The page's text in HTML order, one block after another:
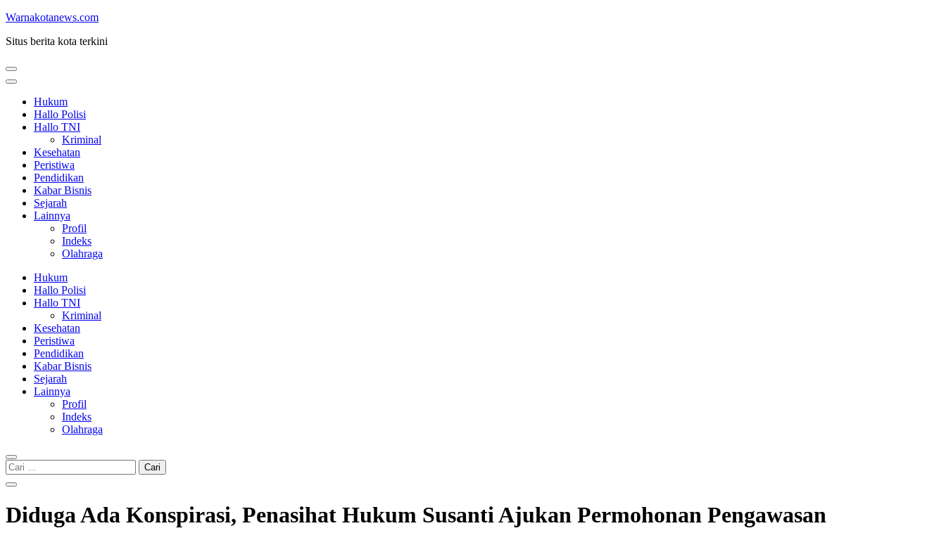
Lompat
konten
Enter)
Warnakotanews.com
Situs berita kota terkini
Hukum
Hallo Polisi
Hallo TNI
Kriminal
Kesehatan
Peristiwa
Pendidikan
Kabar Bisnis
Sejarah
Lainnya
Profil
Indeks
Olahraga
Hukum
Hallo Polisi
Hallo TNI
Kriminal
Kesehatan
Peristiwa
Pendidikan
Kabar Bisnis
Sejarah
Lainnya
Profil
Indeks
Olahraga
Cari
untuk:
Diduga Ada Konspirasi, Penasihat Hukum Susanti Ajukan Permohonan Pengawasan